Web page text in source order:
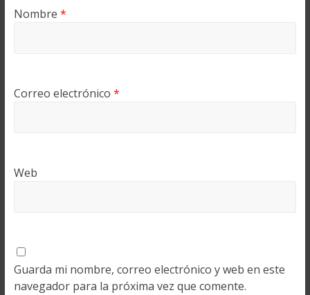
Nombre *
Correo electrónico *
Web
Guarda mi nombre, correo electrónico y web en este
navegador para la próxima vez que comente.